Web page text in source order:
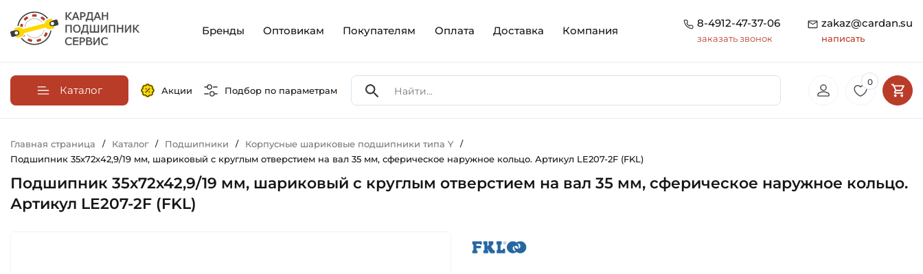
Бренды Оптовикам Покупателям Оплата Доставка Компания
8-4912-47-37-06
заказать звонок
zakaz@cardan.su
написать
Каталог Акции Подбор по параметрам
0
Главная страница / Каталог / Подшипники / Корпусные шариковые подшипники типа Y /
Подшипник 35х72х42,9/19 мм, шариковый с круглым отверстием на вал 35 мм, сферическое наружное кольцо. Артикул LE207-2F (FKL)
Подшипник 35х72х42,9/19 мм, шариковый с круглым отверстием на вал 35 мм, сферическое наружное кольцо.
Артикул LE207-2F (FKL)